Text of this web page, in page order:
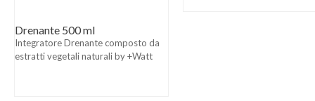
Drenante 500 ml
Integratore Drenante composto da
estratti vegetali naturali by +Watt